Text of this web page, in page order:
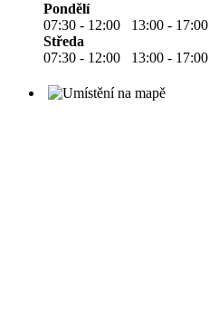
Pondělí
07:30 - 12:00 13:00 - 17:00
Středa
07:30 - 12:00 13:00 - 17:00